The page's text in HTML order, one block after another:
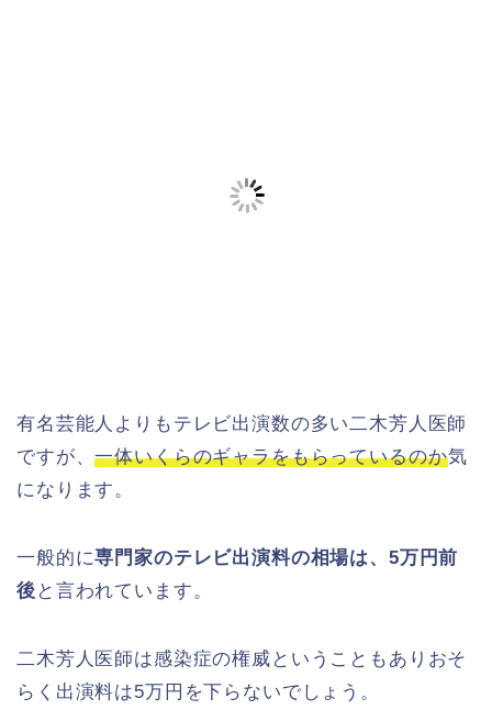
有名芸能人よりもテレビ出演数の多い二木芳人医師
ですが、一体いくらのギャラをもらっているのか気
になります。
一般的に専門家のテレビ出演料の相場は、5万円前
後 と言われています。
二木芳人医師は感染症の権威ということもありおそ
らく出演料は5万円を下らないでしょう。